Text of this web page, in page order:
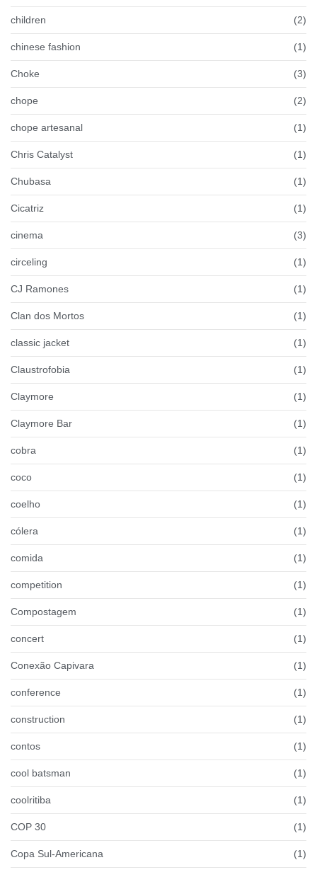
children (2)
chinese fashion (1)
Choke (3)
chope (2)
chope artesanal (1)
Chris Catalyst (1)
Chubasa (1)
Cicatriz (1)
cinema (3)
circeling (1)
CJ Ramones (1)
Clan dos Mortos (1)
classic jacket (1)
Claustrofobia (1)
Claymore (1)
Claymore Bar (1)
cobra (1)
coco (1)
coelho (1)
cólera (1)
comida (1)
competition (1)
Compostagem (1)
concert (1)
Conexão Capivara (1)
conference (1)
construction (1)
contos (1)
cool batsman (1)
coolritiba (1)
COP 30 (1)
Copa Sul-Americana (1)